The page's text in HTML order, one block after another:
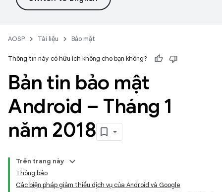
AOSP Tài liệu Bảo mật
Thông tin này có hữu ích không cho bạn không?
Bản tin bảo mật
Android – Tháng 1
năm 2018
Trên trang này
Thông báo
Các biện pháp giảm thiểu dịch vụ của Android và Google